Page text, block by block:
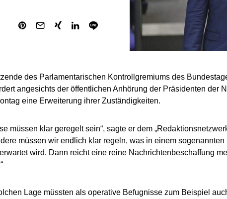
des Parlamentarischen Kontrollgremiums des
angesichts der öffentlichen Anhörung der Präsidenten der
eine Erweiterung ihrer Zuständigkeiten.
müssen klar geregelt sein“, sagte er dem
müssen wir endlich klar regeln, was in einem
wird. Dann reicht eine reine Nachrichtenbeschaffung
Lage müssten als operative Befugnisse zum Beispiel